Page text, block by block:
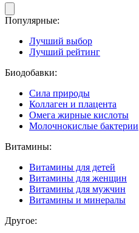
Популярные:
Лучший выбор
Лучший рейтинг
Биодобавки:
Сила природы
Коллаген и плацента
Омега жирные кислоты
Молочнокислые бактерии
Витамины:
Витамины для детей
Витамины для женщин
Витамины для мужчин
Витамины и минералы
Другое: